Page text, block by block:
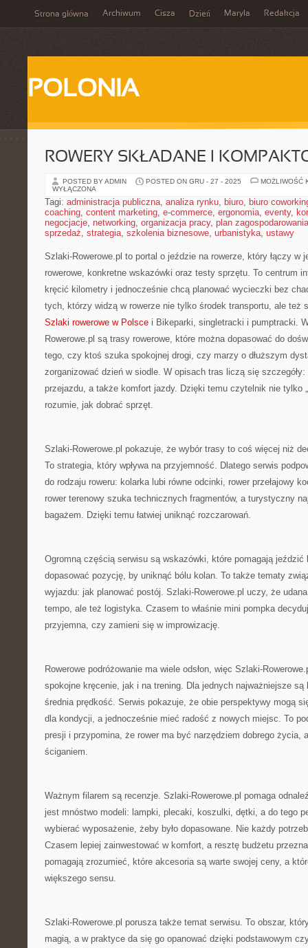
Strona główna Archiwum Cisza Dzień Maryla Redakcja
POLONIA
ROWERY SKŁADANE I
POSTED BY ADMIN POSTED ON GRU - 27 - 2025
MOŻLIWOŚĆ
WYŁĄCZONA
Tagi: administracja publiczna, analiza rynku, biuro, biuro
coaching, content marketing, e-commerce, ergonomia, eventy,
negocjacje, networking, organizacja pracy, plan zagospodarowania
sprzedaż, strategia, szkolenia biznesowe, urbanistyka, ustawy
Szlaki-Rowerowe.pl to portal o jeździe na rowerze, który łączy w
rowerowe, konkretne wskazówki oraz testy sprzętu. To centrum
kręcić kilometry i jednocześnie chcą planować wycieczki bez
tych, którzy widzą w rowerze nie tylko środek transportu, ale też
Szlaki rowerowe w Polsce i Bikeparki, singletracki i pumptracki.
Rowerowe.pl są trasy rowerowe, które można dopasować do
tego, czy ktoś szuka spokojnej drogi, czy marzy o dłuższym
zorganizować dzień w siodle. W opisach tras liczą się szczegóły:
przejazdu, a także komfort jazdy. Dzięki temu czytelnik nie tylko
rozumie, jak dobrać sprzęt.
Szlaki-Rowerowe.pl pokazuje, że wybór trasy to coś więcej niż
To strategia, który wpływa na przyjemność. Dlatego serwis
do rodzaju roweru: kolarka lubi równe odcinki, rower przełajowy
rower terenowy szuka technicznych fragmentów, a turystyczny
bagażem. Dzięki temu łatwiej uniknąć rozczarowań.
Ogromną częścią serwisu są wskazówki, które pomagają
dopasować pozycję, by uniknąć bólu kolan. To także tematy
wyjazdu: jak planować postój. Szlaki-Rowerowe.pl uczy, że
tempo, ale też logistyka. Czasem to właśnie mini pompka
przyjemna, czy zamieni się w improwizację.
Rowerowe podróżowanie ma wiele odsłon, więc Szlaki-
spokojne kręcenie, jak i na trening. Dla jednych najważniejsze
średnia prędkość. Serwis pokazuje, że obie perspektywy mogą
dla kondycji, a jednocześnie mieć radość z nowych miejsc. To
presji i przypomina, że rower ma być narzędziem dobrego życia,
ściganiem.
Ważnym filarem są recenzje. Szlaki-Rowerowe.pl pomaga
jest mnóstwo modeli: lampki, plecaki, koszulki, dętki, a do tego
wybierać wyposażenie, żeby było dopasowane. Nie każdy
Czasem lepiej zainwestować w komfort, a resztę budżetu
pomagają zrozumieć, które akcesoria są warte swojej ceny, a
większego sensu.
Szlaki-Rowerowe.pl porusza także temat serwisu. To obszar,
magią, a w praktyce da się go opanować dzięki podstawowym